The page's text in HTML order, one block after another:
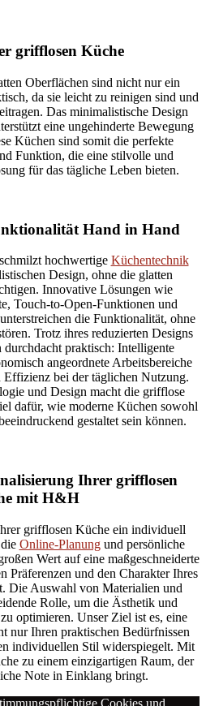
grifflosen Küche
Oberflächen sind nicht nur ein
da sie leicht zu reinigen sind und
Das minimalistische Design
eine ungehinderte Bewegung
Küchen sind somit die perfekte
Funktion, die eine stilvolle und
für das tägliche Leben bieten.
Hand in Hand
hochwertige Küchentechnik
Design, ohne die glatten
Innovative Lösungen wie
Touch-to-Open-Funktionen und
die Funktionalität, ohne
Trotz ihres reduzierten Designs
praktisch: Intelligente
angeordnete Arbeitsbereiche
bei der täglichen Nutzung.
und Design macht die grifflose
dafür, wie moderne Küchen sowohl
gestaltet sein können.
Ihrer grifflosen
mit H&H
grifflosen Küche ein individuell
Online-Planungund persönliche
Wert auf eine maßgeschneiderte
Präferenzen und den Charakter Ihres
Die Auswahl von Materialien und
Rolle, um die Ästhetik und
optimieren. Unser Ziel ist es, eine
nur Ihren praktischen Bedürfnissen
individuellen Stil widerspiegelt. Mit
zu einem einzigartigen Raum, der
Note in Einklang bringt.
Cookies und